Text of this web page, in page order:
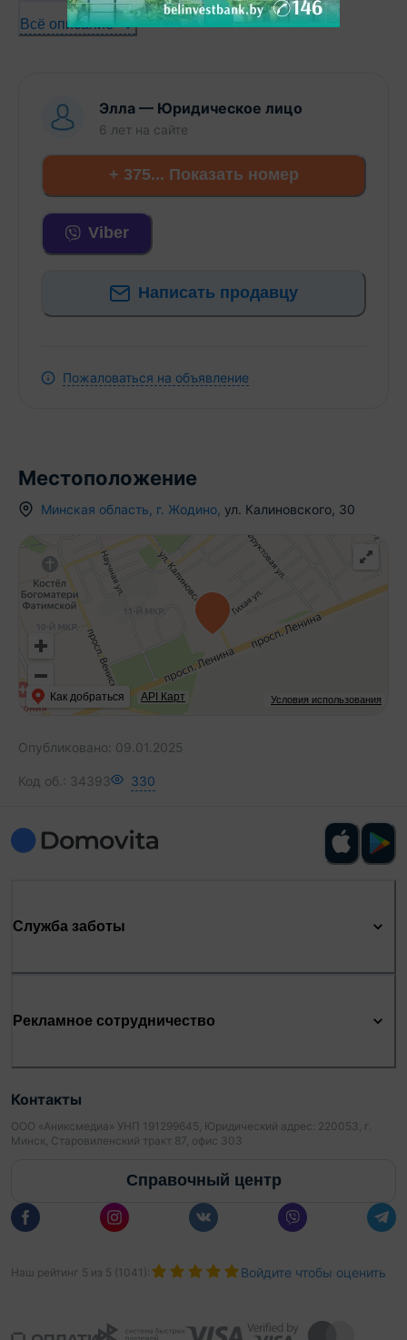
Указанаминимальная стоимостьза квартиру в
сутки иИЗМЕНЯЕТСЯ В ЗАВИСИМОСТИ ОТ
Всё описание
Элла — Юридическое лицо
6 лет на сайте
+ 375... Показать номер
Viber
Написать продавцу
Пожаловаться на объявление
Местоположение
Минская область г. Жодино ул. Калиновского 30
Условия использования
Как добраться API Карт
Опубликовано: 09.01.2025
Код об.: 34393 330
Служба заботы
Рекламное сотрудничество
Контакты
ООО «Аниксмедиа» УНП 191299645, Юридический адрес: 220053, г.
Минск, Старовиленский тракт 87, офис 303
Справочный центр
Наш рейтинг 5 из 5 (1041 ): Войдите чтобы оценить